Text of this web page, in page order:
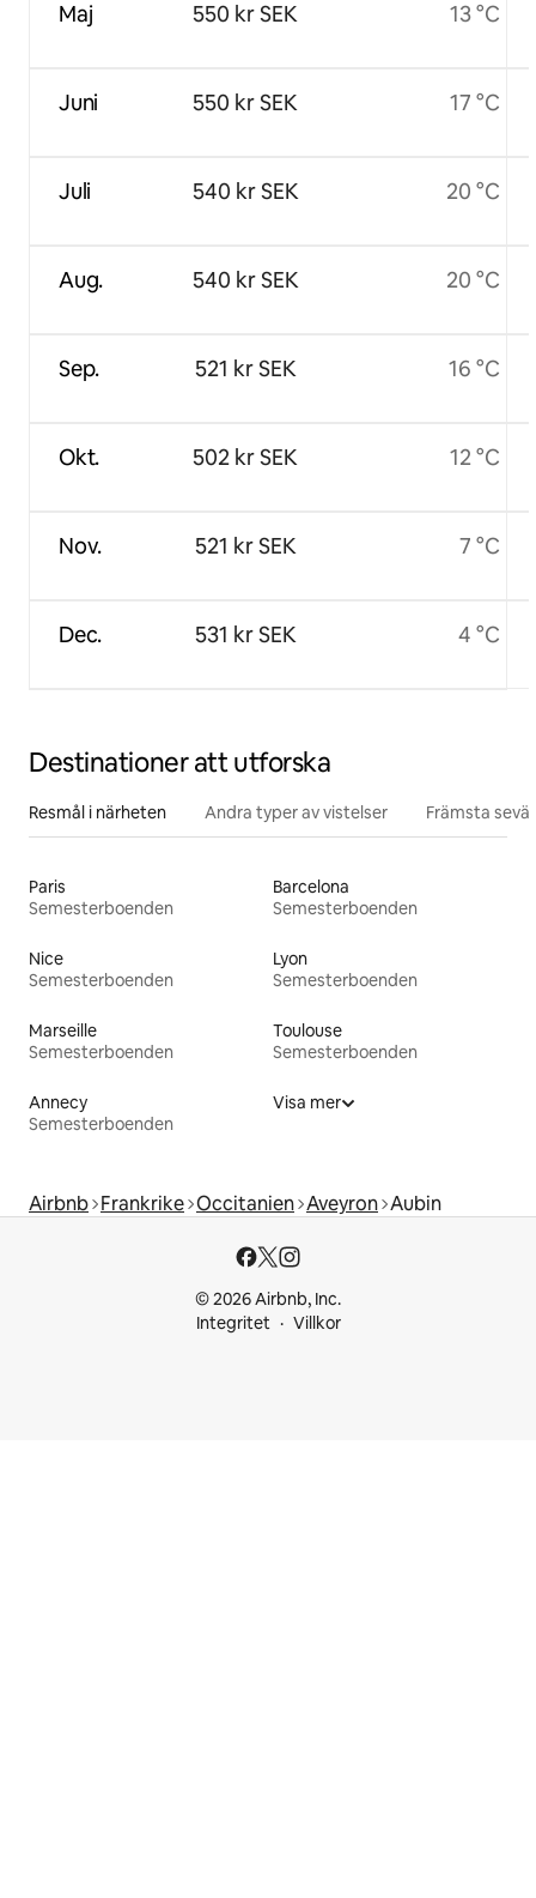
Maj
Juni
Juli
Aug.
Sep.
Okt.
Nov.
Dec.
550 kr SEK
550 kr SEK
540 kr SEK
540 kr SEK
521 kr SEK
502 kr SEK
521 kr SEK
531 kr SEK
13 °C
17 °C
20 °C
20 °C
16 °C
12 °C
7 °C
4 °C
Destinationer att utforska
Resmål i närheten Andra typer av vistelser Främsta
Paris
Semesterboenden
Barcelona
Semesterboenden
Nice
Semesterboenden
Lyon
Semesterboenden
Marseille
Semesterboenden
Toulouse
Semesterboenden
Annecy
Semesterboenden
Visa mer
Airbnb Frankrike Occitanien Aveyron Aubin
© 2026 Airbnb, Inc.
Integritet
Villkor